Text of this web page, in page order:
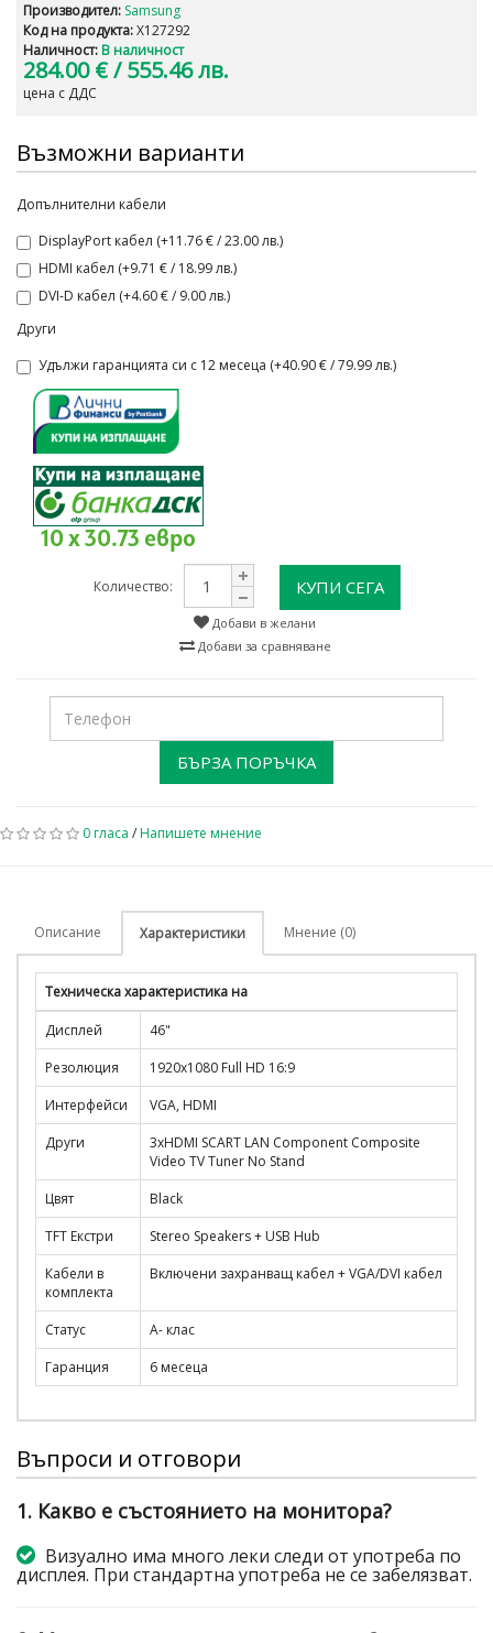
Производител: Samsung
Код на продукта:X127292
Наличност: В наличност
284.00 €/ 555.46 лв.
цена с ДДС
Възможни варианти
Допълнителни кабели
DisplayPort кабел (+11.76 € / 23.00 лв.)
HDMI кабел (+9.71 € / 18.99 лв.)
DVI-D кабел (+4.60 € / 9.00 лв.)
Други
Удължи гаранцията си с 12 месеца (+40.90 € / 79.99 лв.)
10 x 30.73 евро
Количество: КУПИ СЕГА
Добави в желани
Добави за сравняване
БЪРЗА ПОРЪЧКА
0 гласа /Напишете мнение
Описание Характеристики Мнение (0)
Техническа характеристика на
Дисплей
46"
Резолюция
1920x1080 Full HD 16:9
Интерфейси
VGA, HDMI
Други
3xHDMI SCART LAN Component Composite
Video TV Tuner No Stand
Цвят
Black
TFT Екстри
Stereo Speakers + USB Hub
Кабели в
комплекта
Включени захранващ кабел + VGA/DVI кабел
Статус
A- клас
Гаранция
6 месеца
Въпроси и отговори
1. Какво е състоянието на монитора?
Визуално има много леки следи от употреба по
дисплея. При стандартна употреба не се забелязват.